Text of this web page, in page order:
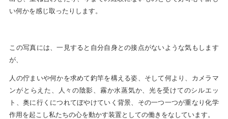
い何かを感じ取ったりします。
この写真には、一見すると自分自身との接点がないような気もします
が、
人の佇まいや何かを求めて釣竿を構える姿、そして何より、カメラマ
ンがとらえた、人々の陰影、霧か水蒸気か、光を受けてのシルエッ
ト、奥に行くにつれてぼやけていく背景、その一つ一つが重なり化学
作用を起こし私たちの心を動かす装置としての働きをなしています。